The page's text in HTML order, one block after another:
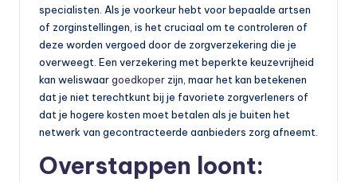
specialisten. Als je voorkeur hebt voor bepaalde artsen
of zorginstellingen, is het cruciaal om te controleren of
deze worden vergoed door de zorgverzekering die je
overweegt. Een verzekering met beperkte keuzevrijheid
kan weliswaargoedkoper zijn, maar het kan betekenen
dat je niet terechtkunt bij je favoriete zorgverleners of
dat je hogere kosten moet betalen als je buiten het
netwerk van gecontracteerde aanbieders zorg afneemt.
Overstappen loont: